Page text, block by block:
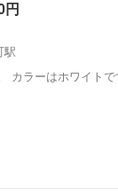
円
駅
カラーはホワイトで